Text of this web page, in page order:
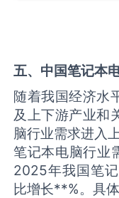
五、中国笔记本
随着我国经济水
及上下游产业和
脑行业需求进入
笔记本电脑行业
2025年我国笔
比增长**%。具